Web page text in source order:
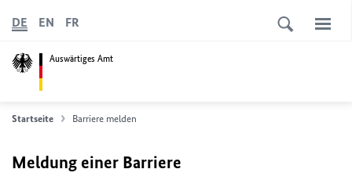
Auswärtiges Amt
DE EN FR
Startseite Barriere melden
Meldung einer Barriere